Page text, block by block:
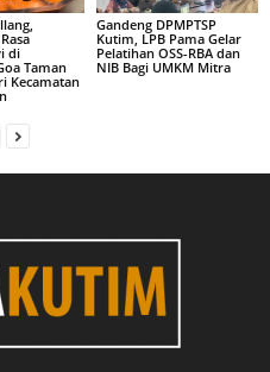
di
Taman
Kecamatan
Gandeng DPMPTSP
Kutim, LPB Pama Gelar
Pelatihan OSS-RBA dan
NIB Bagi UMKM Mitra